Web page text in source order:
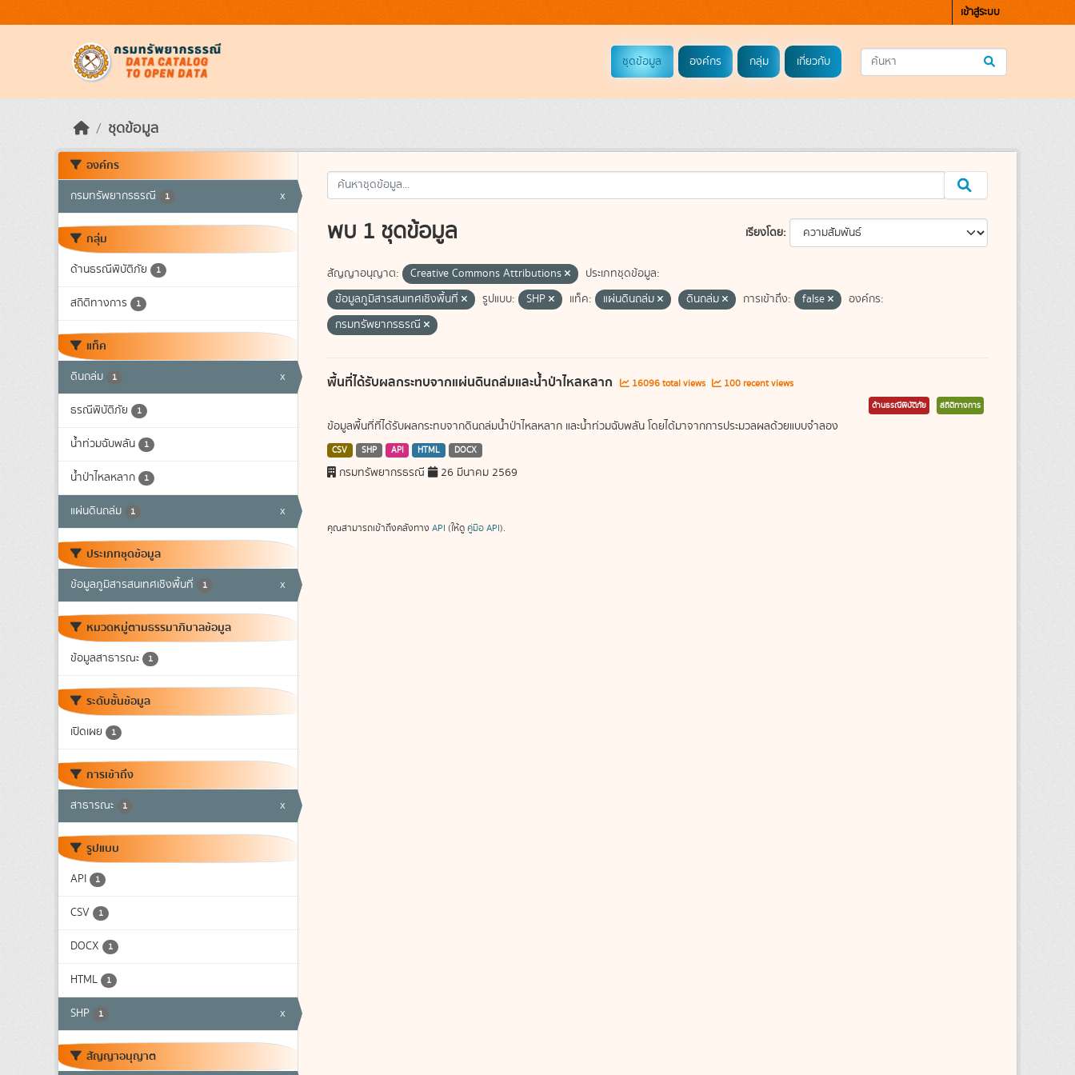
เข้าสู่ระบบ
ชุดข้อมูล องค์กร กลุ่ม เกี่ยวกับ
ชุดข้อมูล
องค์กร
กรมทรัพยากรธรณี 1 x
กลุ่ม
ด้านธรณีพิบัติภัย 1
สถิติทางการ 1
แท็ค
ดินถล่ม 1 x
ธรณีพิบัติภัย 1
น้ำท่วมฉับพลัน 1
น้ำป่าไหลหลาก 1
แผ่นดินถล่ม 1 x
ประเภทชุดข้อมูล
ข้อมูลภูมิสารสนเทศเชิงพื้นที่ 1 x
หมวดหมู่ตามธรรมาภิบาลข้อมูล
ข้อมูลสาธารณะ 1
ระดับชั้นข้อมูล
เปิดเผย 1
การเข้าถึง
สาธารณะ 1 x
รูปแบบ
API 1
CSV 1
DOCX 1
HTML 1
SHP 1 x
สัญญาอนุญาต
เรียงโดย
พบ 1 ชุดข้อมูล
สัญญาอนุญาต: Creative Commons Attributions
ประเภทชุดข้อมูล:
ข้อมูลภูมิสารสนเทศเชิงพื้นที่
รูปแบบ: SHP แท็ค: แผ่นดินถล่ม ดินถล่ม การเข้าถึง: false
องค์กร:
กรมทรัพยากรธรณี
พื้นที่ได้รับผลกระทบจากแผ่นดินถล่มและน้ำป่าไหลหลาก 16096 total views 100 recent views
ด้านธรณีพิบัติภัย สถิติทางการ
ข้อมูลพื้นที่ที่ได้รับผลกระทบจากดินถล่มน้ำป่าไหลหลาก และน้ำท่วมฉับพลัน โดยได้มาจากการประมวลผลด้วยแบบจำลอง
CSV SHP API HTML DOCX
กรมทรัพยากรธรณี 26 มีนาคม 2569
คุณสามารถเข้าถึงคลังทาง API (ให้ดู คู่มือ API).